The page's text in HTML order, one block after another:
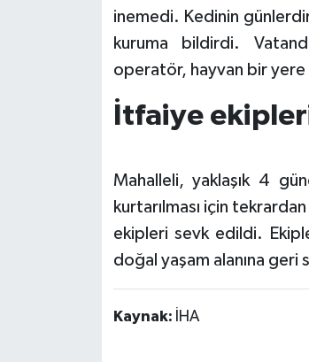
inemedi. Kedinin
kuruma bildirdi.
operatör, hayvan bir yere
İtfaiye
Mahalleli, yaklaşık 4
kurtarılması için
ekipleri sevk edildi.
doğal yaşam alanına geri
Kaynak: İHA